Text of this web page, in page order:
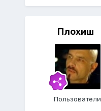
Плохиш
Пользователи